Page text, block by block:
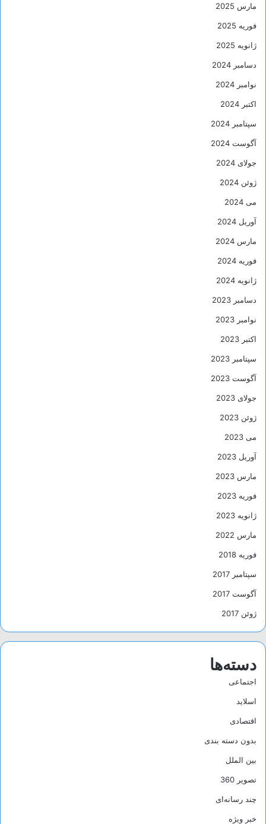
مارس 2025
فوریه 2025
ژانویه 2025
دسامبر 2024
نوامبر 2024
اکتبر 2024
سپتامبر 2024
آگوست 2024
جولای 2024
ژوئن 2024
می 2024
آوریل 2024
مارس 2024
فوریه 2024
ژانویه 2024
دسامبر 2023
نوامبر 2023
اکتبر 2023
سپتامبر 2023
آگوست 2023
جولای 2023
ژوئن 2023
می 2023
آوریل 2023
مارس 2023
فوریه 2023
ژانویه 2023
مارس 2022
فوریه 2018
سپتامبر 2017
آگوست 2017
ژوئن 2017
دسته‌ها
اجتماعی
اسلاید
اقتصادی
بدون دسته بندی
بین الملل
تصویر 360
چند رسانه‌ای
خبر ویژه